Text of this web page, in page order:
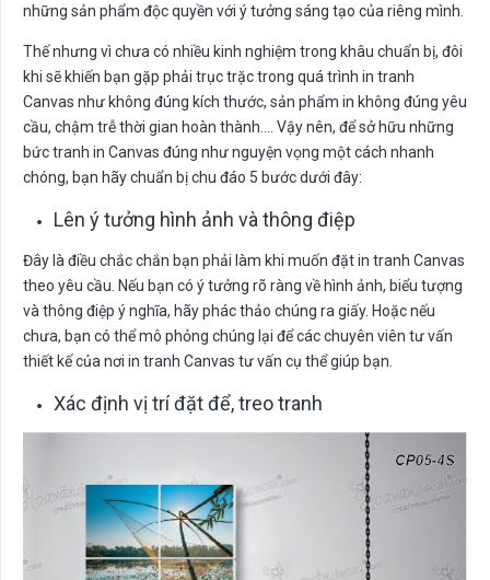
những sản phẩm độc quyền với ý tưởng sáng tạo của riêng mình.
Thế nhưng vì chưa có nhiều kinh nghiệm trong khâu chuẩn bị, đôi
khi sẽ khiến bạn gặp phải trục trặc trong quá trình in tranh
Canvas như không đúng kích thước, sản phẩm in không đúng yêu
cầu, chậm trễ thời gian hoàn thành…. Vậy nên, để sở hữu những
bức tranh in Canvas đúng như nguyện vọng một cách nhanh
chóng, bạn hãy chuẩn bị chu đáo 5 bước dưới đây:
Lên ý tưởng hình ảnh và thông điệp
Đây là điều chắc chắn bạn phải làm khi muốn đặt in tranh Canvas
theo yêu cầu. Nếu bạn có ý tưởng rõ ràng về hình ảnh, biểu tượng
và thông điệp ý nghĩa, hãy phác thảo chúng ra giấy. Hoặc nếu
chưa, bạn có thể mô phỏng chúng lại để các chuyên viên tư vấn
thiết kế của nơi in tranh Canvas tư vấn cụ thể giúp bạn.
Xác định vị trí đặt để, treo tranh